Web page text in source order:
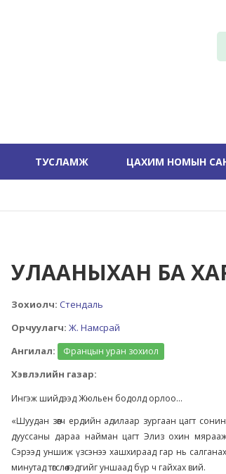
ТУСЛАМЖ ЦАХИМ НОМЫН
УЛААНЫХАН БА
Зохиолч: Стендаль
Орчуулагч: Ж. Намсрай
Ангилал:
Францын уран зохиол
Хэвлэлийн газар:
Ингэж шийдээд Жюльен бодолд орлоо...
«Шуудан зөөгч ердийн адилаар зургаан цагт
дууссаны дараа найман цагт Элиз охин
Сэрээд уншиж үзсэнээ хашхираад гар нь
минутад төгслөө гэдгийг уншаад бүр ч гайхах вий.